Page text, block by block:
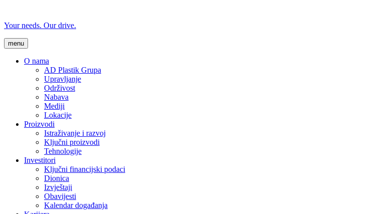
Your needs. Our drive.
menu
O nama
AD Plastik Grupa
Upravljanje
Održivost
Nabava
Mediji
Lokacije
Proizvodi
Istraživanje i razvoj
Ključni proizvodi
Tehnologije
Investitori
Ključni financijski podaci
Dionica
Izvještaji
Obavijesti
Kalendar događanja